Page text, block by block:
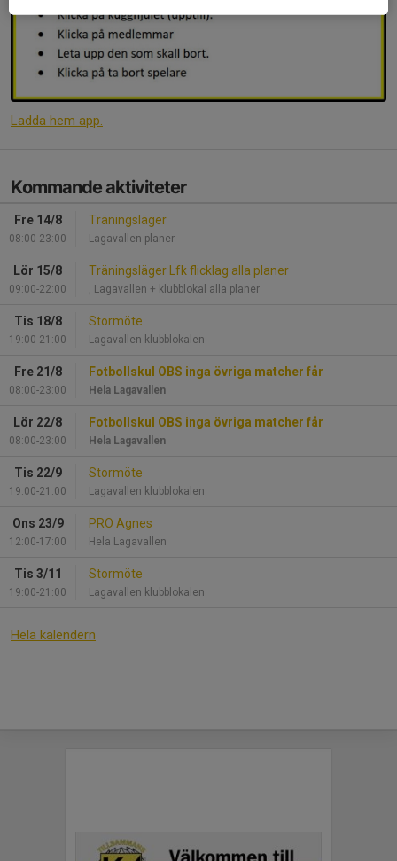
Ladda hem app.
Kommande aktiviteter
Fre 14/8
08:00-23:00
Träningsläger
Lagavallen planer
Lör 15/8
09:00-22:00
Träningsläger Lfk flicklag alla planer
, Lagavallen + klubblokal alla planer
Tis 18/8
19:00-21:00
Stormöte
Lagavallen klubblokalen
Fre 21/8
08:00-23:00
Fotbollskul OBS inga övriga matcher får
Hela Lagavallen
Lör 22/8
08:00-23:00
Fotbollskul OBS inga övriga matcher får
Hela Lagavallen
Tis 22/9
19:00-21:00
Stormöte
Lagavallen klubblokalen
Ons 23/9
12:00-17:00
PRO Agnes
Hela Lagavallen
Tis 3/11
19:00-21:00
Stormöte
Lagavallen klubblokalen
Hela kalendern